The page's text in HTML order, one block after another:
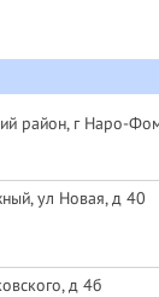
район, г Наро-
ул Новая, д 40
д 4б